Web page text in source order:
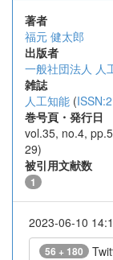
著者
福元 健太郎
出版者
一般社団法人 人
雑誌
人工知能 (
巻号頁・発行日
vol.35, no.4,
29)
被引用文献数
1
2023-06-10
56 + 180